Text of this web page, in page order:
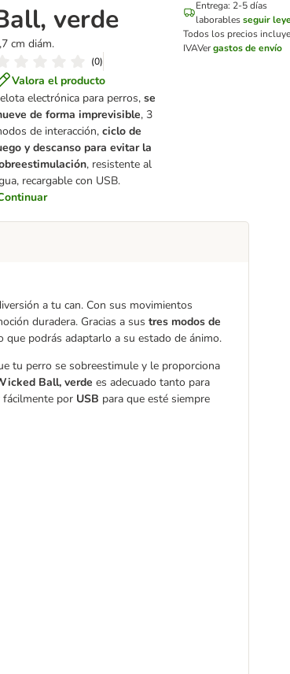
verde
cm diám.
(0)
Valora el producto
electrónica para perros, se
de forma imprevisible, 3
de interacción,ciclo de
y descanso para evitar la
, resistente al
recargable con USB.
Entrega: 2-5 días
laborables seguir
Todos los precios
IVAVergastos de envío
a tu can. Con sus movimientos
duradera. Gracias a sus tres modos de
que podrás adaptarlo a su estado de ánimo.
tu perro se sobreestimule y le proporciona
Ball, verde es adecuado tanto para
fácilmente por USB para que esté siempre